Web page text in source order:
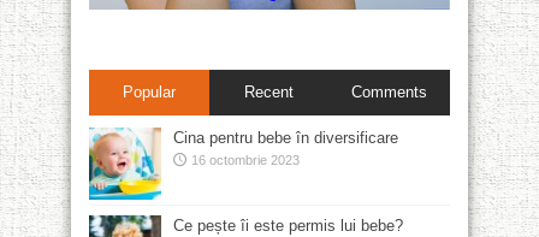
Popular Recent Comments
Cina pentru bebe în diversificare
16 octombrie 2023
Ce pește îi este permis lui bebe?